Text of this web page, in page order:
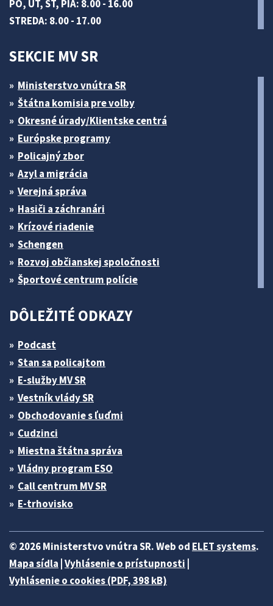
PO, UT, ŠT, PIA: 8.00 - 16.00
STREDA: 8.00 - 17.00
SEKCIE MV SR
Ministerstvo vnútra SR
Štátna komisia pre volby
Okresné úrady/Klientske centrá
Európske programy
Policajný zbor
Azyl a migrácia
Verejná správa
Hasiči a záchranári
Krízové riadenie
Schengen
Rozvoj občianskej spoločnosti
Športové centrum polície
DÔLEŽITÉ ODKAZY
Podcast
Stan sa policajtom
E-služby MV SR
Vestník vlády SR
Obchodovanie s ľuďmi
Cudzinci
Miestna štátna správa
Vládny program ESO
Call centrum MV SR
E-trhovisko
© 2026 Ministerstvo vnútra SR. Web od ELET systems.
Mapa sídla Vyhlásenie o prístupnosti
Vyhlásenie o cookies (PDF, 398 kB)